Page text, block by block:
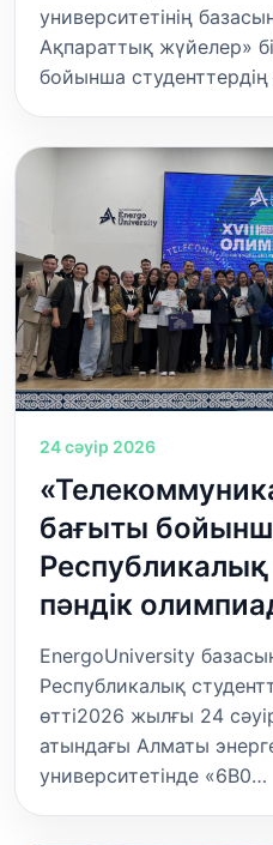
университетінің
Ақпараттық жүйелер»
бойынша
24 сәуір 2026
бағыты
Республикалық
пәндік
EnergoUniversity
Республикалық
өтті2026 жылғы 24
атындағы Алматы
университетінде «6В0…